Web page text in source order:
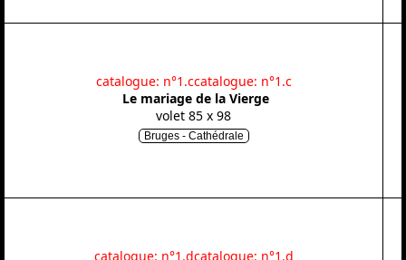
catalogue: n°1.ccatalogue: n°1.c
Le mariage de la Vierge
volet 85 x 98
Bruges - Cathédrale
catalogue: n°1.dcatalogue: n°1.d